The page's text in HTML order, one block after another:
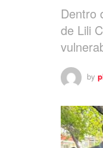
Dentro
de Lili
by